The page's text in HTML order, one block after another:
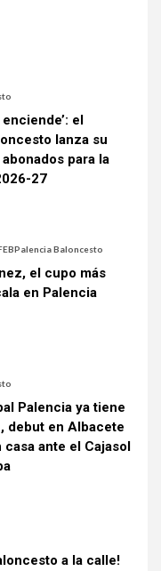
el
lanza su
para la
27
Palencia Baloncesto
el cupo más
en Palencia
Palencia ya tiene
debut en Albacete
ante el Cajasol
a la calle!